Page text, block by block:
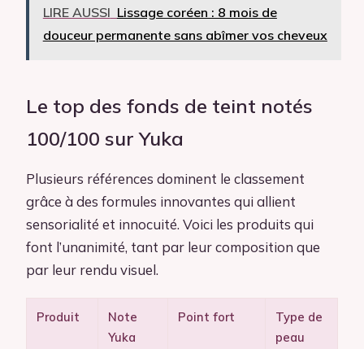
LIRE AUSSI Lissage coréen : 8 mois de
douceur permanente sans abîmer vos cheveux
Le top des fonds de teint notés
100/100 sur Yuka
Plusieurs références dominent le classement
grâce à des formules innovantes qui allient
sensorialité et innocuité. Voici les produits qui
font l’unanimité, tant par leur composition que
par leur rendu visuel.
Produit
Note
Yuka
Point fort
Type de
peau